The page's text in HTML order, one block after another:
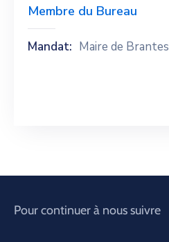
Membre du Bureau
Mandat: Maire de Brantes
Pour continuer à nous suivre